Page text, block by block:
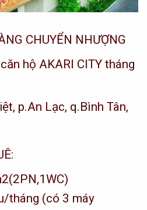
CHUYỂN NHƯỢNG
hộ AKARI CITY tháng
p.An Lạc, q.Bình Tân,
tháng (có 3 máy